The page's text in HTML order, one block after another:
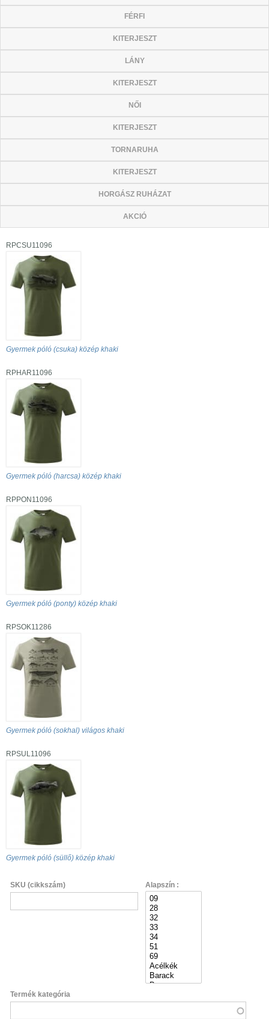
FÉRFI
KITERJESZT
LÁNY
KITERJESZT
NŐI
KITERJESZT
TORNARUHA
KITERJESZT
HORGÁSZ RUHÁZAT
AKCIÓ
RPCSU11096
Gyermek póló (csuka) közép khaki
RPHAR11096
Gyermek póló (harcsa) közép khaki
RPPON11096
Gyermek póló (ponty) közép khaki
RPSOK11286
Gyermek póló (sokhal) világos khaki
RPSUL11096
Gyermek póló (süllő) közép khaki
SKU (cikkszám) Alapszín :
Termék kategória